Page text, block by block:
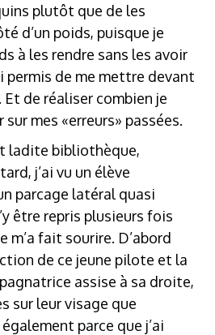
plutôt que de les
d’un poids, puisque je
à les rendre sans les avoir
permis de me mettre devant
de réaliser combien je
mes «erreurs» passées.
ladite bibliothèque,
j’ai vu un élève
parcage latéral quasi
être repris plusieurs fois
m’a fait sourire. D’abord
de ce jeune pilote et la
assise à sa droite,
sur leur visage que
parce que j’ai